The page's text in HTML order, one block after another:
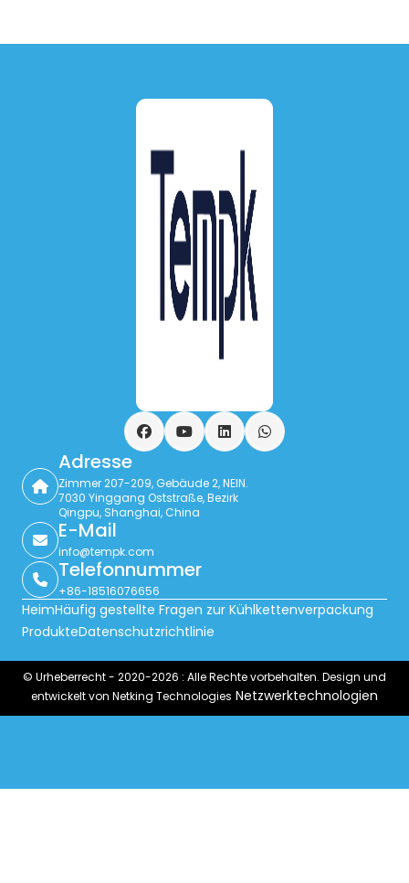
FacebookYouTubeLinkedInWhatsApp
Adresse
Zimmer 207-209, Gebäude 2, NEIN.
7030 Yinggang Oststraße, Bezirk
Qingpu, Shanghai, China
E-Mail
info@tempk.com
Telefonnummer
+86-18516076656
HeimHäufig gestellte Fragen zur Kühlkettenverpackung
ProdukteDatenschutzrichtlinie
© Urheberrecht - 2020-2026 : Alle Rechte vorbehalten. Design und
entwickelt von Netking Technologies Netzwerktechnologien